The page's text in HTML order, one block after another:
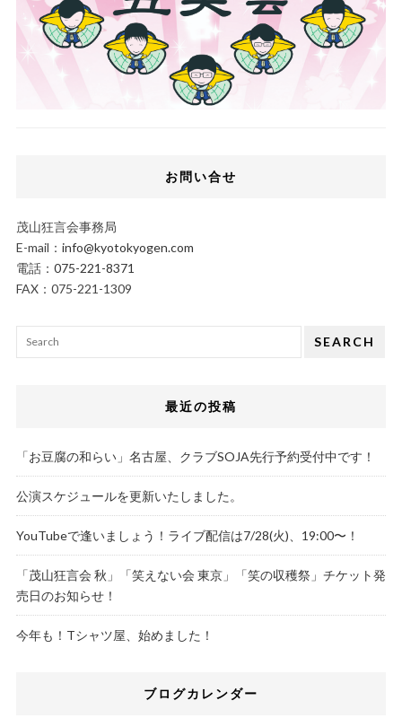
お問い合せ
茂山狂言会事務局
E-mail： info@kyotokyogen.com
電話： 075-221-8371
FAX：075-221-1309
SEARCH
最近の投稿
「お豆腐の和らい」名古屋、クラブSOJA先行予約受付中です！
公演スケジュールを更新いたしました。
YouTubeで逢いましょう！ライブ配信は7/28(火)、19:00〜！
「茂山狂言会 秋」「笑えない会 東京」「笑の収穫祭」チケット発
売日のお知らせ！
今年も！Tシャツ屋、始めました！
ブログカレンダー